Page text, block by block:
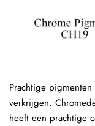
Prachtige
verkrijgen.
heeft een prachtige